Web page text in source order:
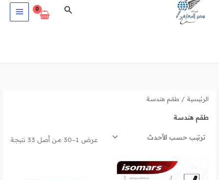
البحث
الرئيسية / طقم هندسة
طقم هندسة
عرض 1–30 من أصل 33 نتيجة
تم